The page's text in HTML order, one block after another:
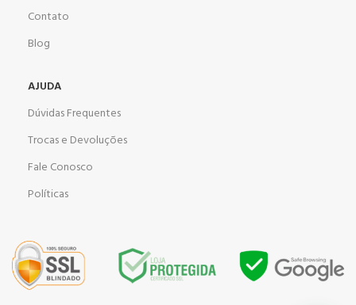
Contato
Blog
AJUDA
Dúvidas Frequentes
Trocas e Devoluções
Fale Conosco
Políticas